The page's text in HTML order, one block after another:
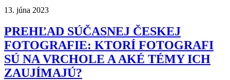
13. júna 2023
PREHĽAD SÚČASNEJ ČESKEJ
FOTOGRAFIE: KTORÍ FOTOGRAFI
SÚ NA VRCHOLE A AKÉ TÉMY ICH
ZAUJÍMAJÚ?